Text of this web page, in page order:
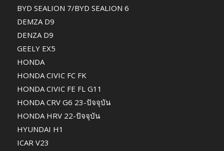
BYD SEALION 7/BYD SEALION 6
DEMZA D9
DENZA D9
GEELY EX5
HONDA
HONDA CIVIC FC FK
HONDA CIVIC FE FL G11
HONDA CRV G6 23-ปัจจุบัน
HONDA HRV 22-ปัจจุบัน
HYUNDAI H1
ICAR V23